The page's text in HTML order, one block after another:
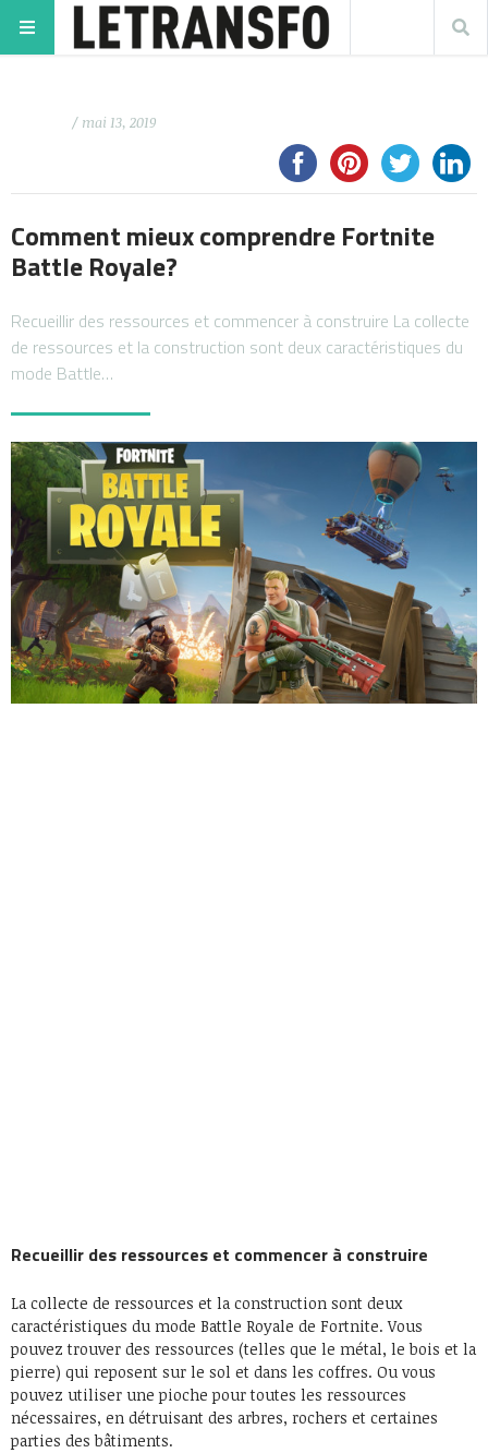
/ mai 13, 2019
Comment mieux comprendre Fortnite
Battle Royale?
Recueillir des ressources et commencer à construire La collecte
de ressources et la construction sont deux caractéristiques du
mode Battle…
Recueillir des ressources et commencer à construire
La collecte de ressources et la construction sont deux
caractéristiques du mode Battle Royale de Fortnite. Vous
pouvez trouver des ressources (telles que le métal, le bois et la
pierre) qui reposent sur le sol et dans les coffres. Ou vous
pouvez utiliser une pioche pour toutes les ressources
nécessaires, en détruisant des arbres, rochers et certaines
parties des bâtiments.